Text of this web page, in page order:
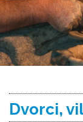
Dvorci,